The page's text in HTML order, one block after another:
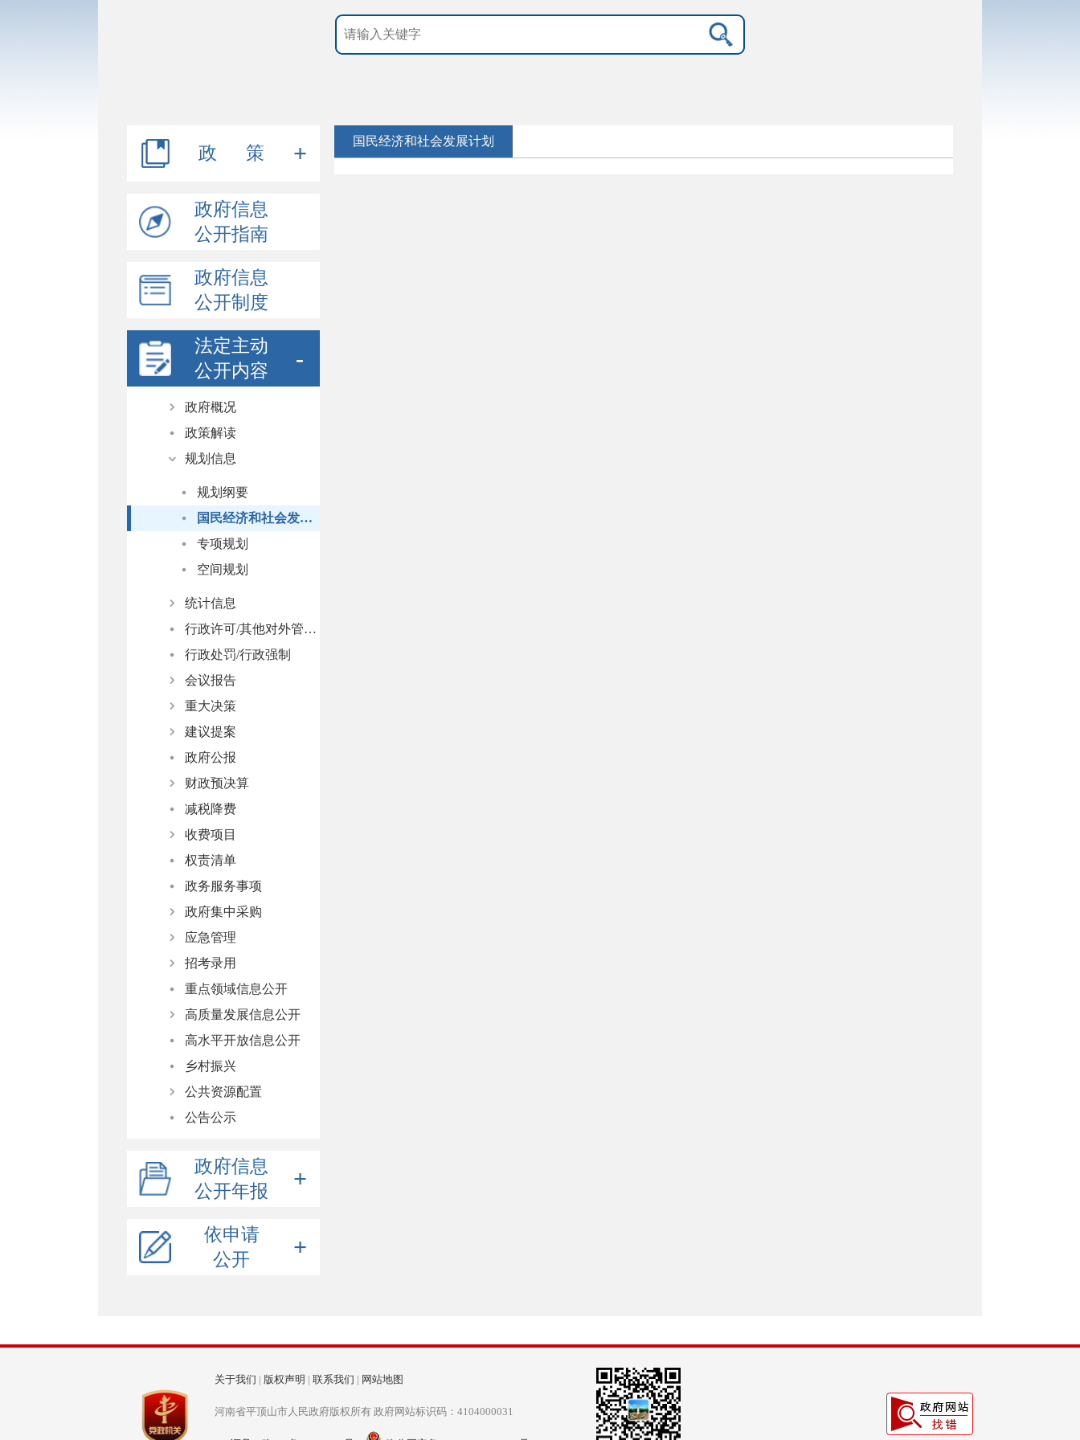
政 策
规章
行政规范性文件
其他文件
政府信息
公开指南
政府信息
公开制度
法定主动
公开内容
政府概况
政府领导
政府机构
人事任免
政策解读
规划信息
规划纲要
国民经济和社会发展计划
专项规划
空间规划
统计信息
统计视点
统计公报
普查公报
数据发布
行政许可/其他对外管理服务
行政处罚/行政强制
会议报告
重大会议
政府工作报告
重大决策
决策公开制度
决策事项目录
草案及说明
意见征集
意见反馈
建议提案
办理总体情况
人大代表建议
政协委员提案
政府公报
财政预决算
政府预决算
部门预决算
减税降费
收费项目
行政事业性收费与政府性基金清单
涉企收费目录清单
权责清单
政务服务事项
政府集中采购
项目目录及标准
项目实施情况
应急管理
应急预案
监测预警
防范应对
招考录用
网上报名平台
公务员、事业单位考试
重点领域信息公开
高质量发展信息公开
产业行业扶持
促消费政策措施
高水平开放信息公开
乡村振兴
公共资源配置
住房保障
土地矿产交易
采购信息
国有产权交易
工程建设项目招投标
公告公示
政府信息
公开年报
公开年报
2025年
政府网站年度报表
依申请
公开
表格下载
申请信息流程图
国民经济和社会发展计划
关于我们 | 版权声明 | 联系我们 | 网站地图
河南省平顶山市人民政府版权所有 政府网站标识码：4104000031